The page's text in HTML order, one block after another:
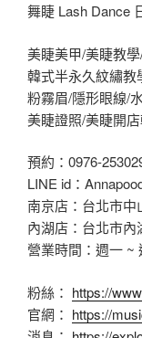
舞睫 Lash Dance
美睫美甲/美睫教
韓式半永久紋繡教
粉霧眉/隱形眼線/
美睫證照/美睫開
預約：0976-
LINE id：
南京店：台北市
內湖店：台北市
營業時間：週一 ~
粉絲： https://
官網： https://